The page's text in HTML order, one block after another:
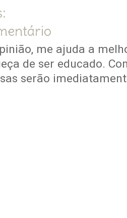
me ajuda a
de ser educado.
serão